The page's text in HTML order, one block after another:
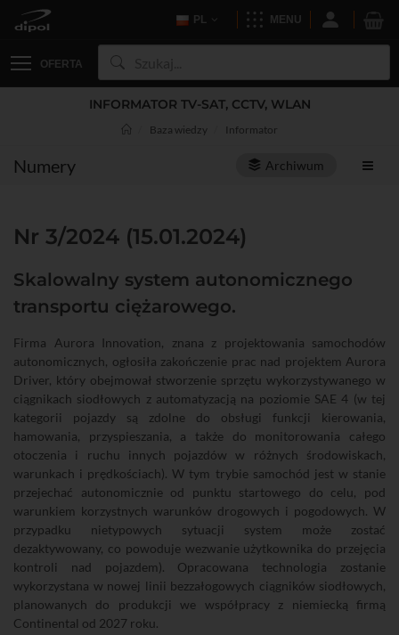
PL MENU
OFERTA
INFORMATOR TV-SAT, CCTV, WLAN
Baza wiedzy Informator
Numery Archiwum
Nr 3/2024 (15.01.2024)
Skalowalny system autonomicznego
transportu ciężarowego.
Firma Aurora Innovation, znana z projektowania samochodów
autonomicznych, ogłosiła zakończenie prac nad projektem Aurora
Driver, który obejmował stworzenie sprzętu wykorzystywanego w
ciągnikach siodłowych z automatyzacją na poziomie SAE 4 (w tej
kategorii pojazdy są zdolne do obsługi funkcji kierowania,
hamowania, przyspieszania, a także do monitorowania całego
otoczenia i ruchu innych pojazdów w różnych środowiskach,
warunkach i prędkościach). W tym trybie samochód jest w stanie
przejechać autonomicznie od punktu startowego do celu, pod
warunkiem korzystnych warunków drogowych i pogodowych. W
przypadku nietypowych sytuacji system może zostać
dezaktywowany, co powoduje wezwanie użytkownika do przejęcia
kontroli nad pojazdem). Opracowana technologia zostanie
wykorzystana w nowej linii bezzałogowych ciągników siodłowych,
planowanych do produkcji we współpracy z niemiecką firmą
Continental od 2027 roku.